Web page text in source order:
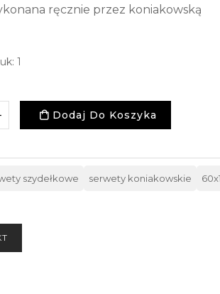
ręcznie przez koniakowską
1
Dodaj Do Koszyka
szydełkowe serwety koniakowskie